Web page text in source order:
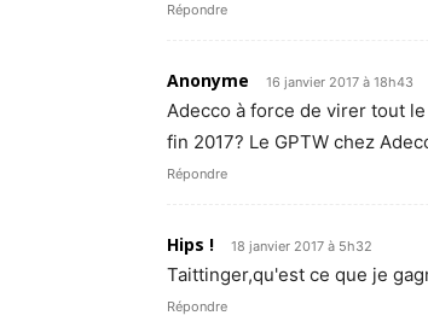
Répondre
Anonyme 16 janvier 2017 à 18h43
Adecco à force de virer tout
fin 2017? Le GPTW chez
Répondre
Hips ! 18 janvier 2017 à 5h32
Taittinger,qu'est ce que je
Répondre